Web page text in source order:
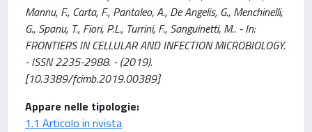
Mannu, F., Carta, F., Pantaleo, A., De Angelis, G., Menchinelli,
G., Spanu, T., Fiori, P.L., Turrini, F., Sanguinetti, M.. - In:
FRONTIERS IN CELLULAR AND INFECTION MICROBIOLOGY.
- ISSN 2235-2988. - (2019).
[10.3389/fcimb.2019.00389]
Appare nelle tipologie:
1.1 Articolo in rivista